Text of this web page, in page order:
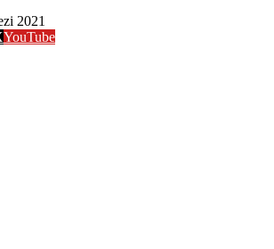
2021
YouTube